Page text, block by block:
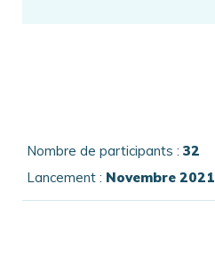
Nombre de participants : 32
Lancement : Novembre 2021